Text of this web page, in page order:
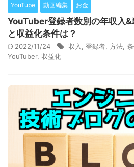
YouTube 動画編集 お金
YouTuber登録者数別の年収入
と収益化条件は？
2022/11/24 収入 登録者 方法
YouTuber, 収益化